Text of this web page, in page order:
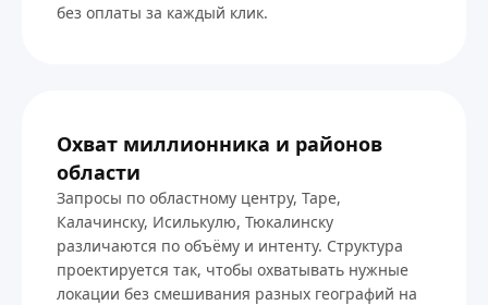
без оплаты за каждый клик.
Охват миллионника и районов
области
Запросы по областному центру, Таре,
Калачинску, Исилькулю, Тюкалинску
различаются по объёму и интенту. Структура
проектируется так, чтобы охватывать нужные
локации без смешивания разных географий на